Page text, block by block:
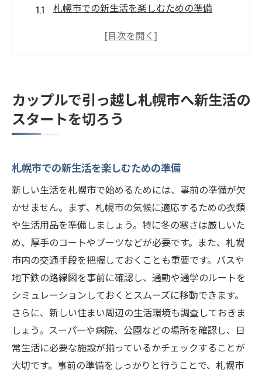
札幌市での新生活を楽しむための準備
引っ越し前に知っておくべき札幌市の基礎
札幌市での住まい探しのコツ
新生活をスムーズに始めるためのチェック
リスト
札幌市への引っ越しに必要な手続き
札幌市の四季を楽しむためのポイント
札幌市の美味しい食文化を堪能する方法
カップルで楽しめる札幌市の観光スポット
札幌市でのアウトドアライフの楽しみ方
地元のイベントに参加して新生活を満喫
札幌市での新生活を充実させるためのヒン
ト
計画的な引っ越しカップルで札幌市への移住を
成功させる方法
カップルで引っ越し札幌市へ新生活の
スタートを切ろう
札幌市での新生活を楽しむための準備
新しい生活を札幌市で始めるためには、事前の準備が欠
かせません。まず、札幌市の気候に適応するための衣類
や生活用品を準備しましょう。特に冬の寒さは厳しいた
め、厚手のコートやブーツなどが必要です。また、札幌
市内の交通手段を把握しておくことも重要です。バスや
地下鉄の路線図を事前に確認し、通勤や通学のルートを
シミュレーションしておくとスムーズに移動できます。
さらに、新しい住まい周辺の生活環境も調査しておきま
しょう。スーパーや病院、公園などの場所を確認し、日
常生活に必要な施設が揃っているかチェックすることが
大切です。事前の準備をしっかりと行うことで、札幌市